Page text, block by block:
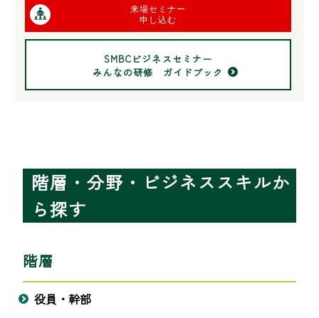
来場セミナー
申し込む
SMBCビジネスセミナー
みんなの研修 ガイドブック
階層・分野・ビジネススキルか
ら探す
階層
役員・幹部